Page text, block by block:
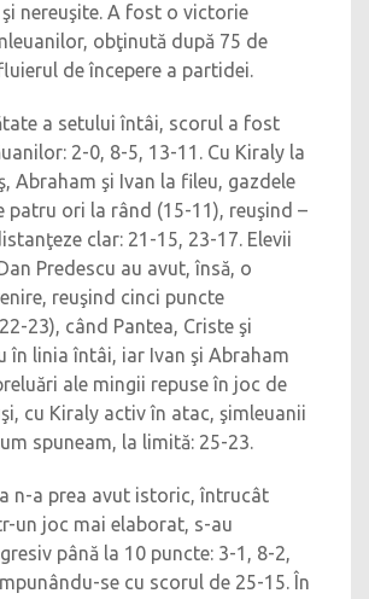
nereuşite. A fost o victorie
obţinută după 75 de
de începere a partidei.
a setului întâi, scorul a fost
2-0, 8-5, 13-11. Cu Kiraly la
Abraham şi Ivan la fileu, gazdele
patru ori la rând (15-11), reuşind –
clar: 21-15, 23-17. Elevii
Predescu au avut, însă, o
reuşind cinci puncte
23), când Pantea, Criste şi
în linia întâi, iar Ivan şi Abraham
ale mingii repuse în joc de
cu Kiraly activ în atac, şimleuanii
spuneam, la limită: 25-23.
n-a prea avut istoric, întrucât
un joc mai elaborat, s-au
până la 10 puncte: 3-1, 8-2,
se cu scorul de 25-15. În